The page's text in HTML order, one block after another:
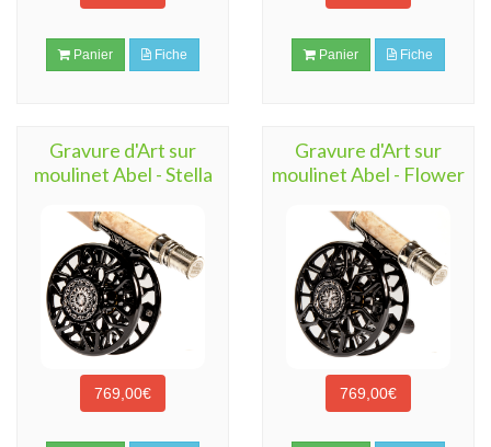
Panier Fiche Panier Fiche
Gravure d'Art sur
moulinet Abel - Stella
769,00€
Gravure d'Art sur
moulinet Abel - Flower
769,00€